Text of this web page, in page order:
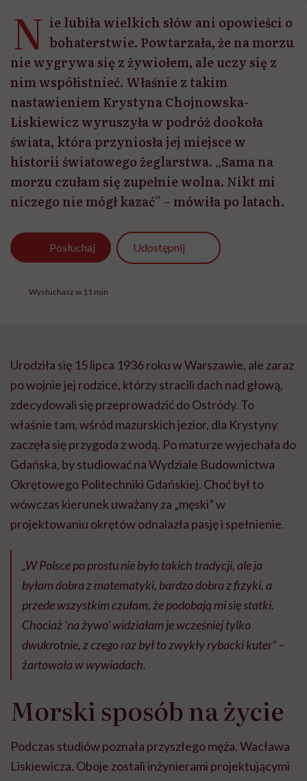
N ie lubiła wielkich słów ani opowieści o
bohaterstwie. Powtarzała, że na morzu
nie wygrywa się z żywiołem, ale uczy się z
nim współistnieć. Właśnie z takim
nastawieniem Krystyna Chojnowska-
Liskiewicz wyruszyła w podróż dookoła
świata, która przyniosła jej miejsce w
historii światowego żeglarstwa. „Sama na
morzu czułam się zupełnie wolna. Nikt mi
niczego nie mógł kazać” – mówiła po latach.
Posłuchaj Udostępnij
Wysłuchasz w 11 min
Urodziła się 15 lipca 1936 roku w Warszawie, ale zaraz
po wojnie jej rodzice, którzy stracili dach nad głową,
zdecydowali się przeprowadzić do Ostródy. To
właśnie tam, wśród mazurskich jezior, dla Krystyny
zaczęła się przygoda z wodą. Po maturze wyjechała do
Gdańska, by studiować na Wydziale Budownictwa
Okrętowego Politechniki Gdańskiej. Choć był to
wówczas kierunek uważany za „męski” w
projektowaniu okrętów odnalazła pasję i spełnienie.
„W Polsce po prostu nie było takich tradycji, ale ja
byłam dobra z matematyki, bardzo dobra z fizyki, a
przede wszystkim czułam, że podobają mi się statki.
Chociaż ‘na żywo’ widziałam je wcześniej tylko
dwukrotnie, z czego raz był to zwykły rybacki kuter”–
żartowała w wywiadach.
Morski sposób na życie
Podczas studiów poznała przyszłego męża, Wacława
Liskiewicza. Oboje zostali inżynierami projektującymi